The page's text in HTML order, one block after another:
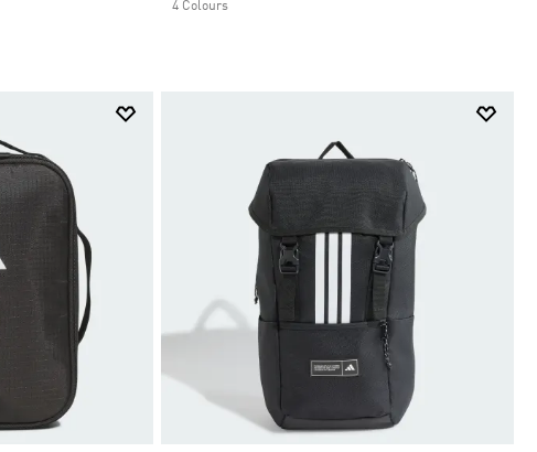
4 Colours